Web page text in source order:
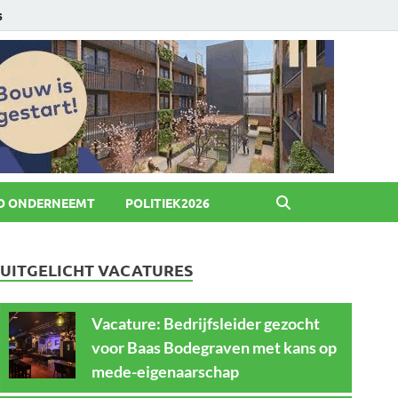
ONDERNEEMT POLITIEK2026
UITGELICHT VACATURES
Vacature: Bedrijfsleider gezocht
voor Baas Bodegraven met kans op
mede-eigenaarschap